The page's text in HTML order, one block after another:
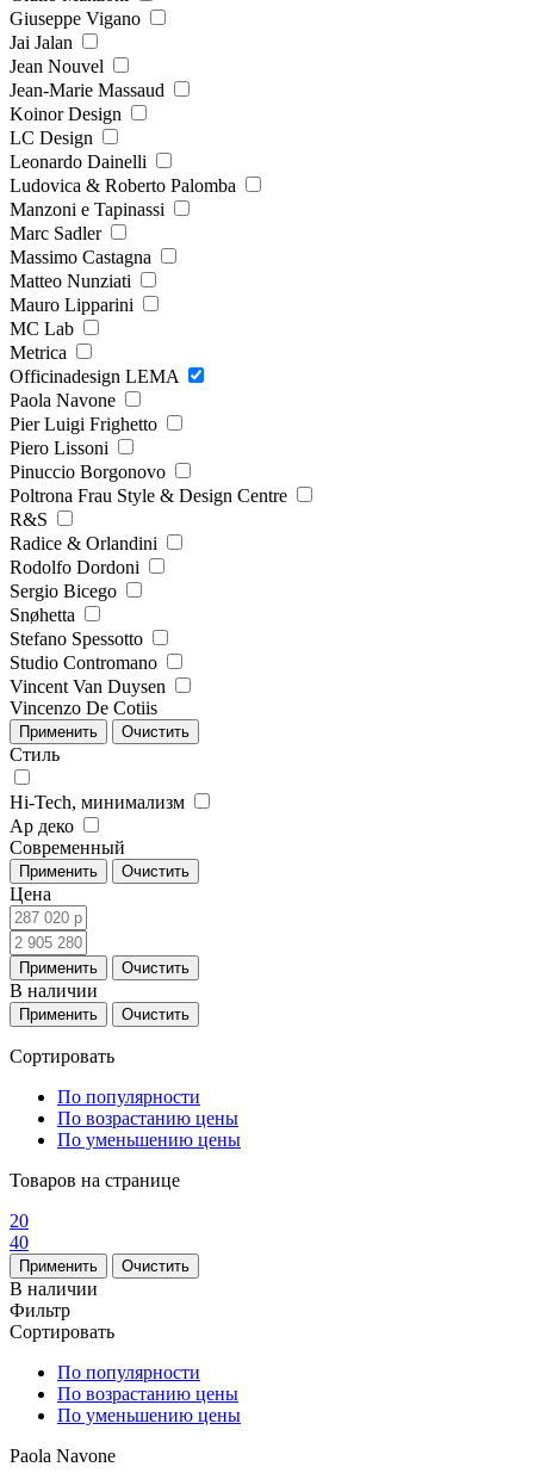
Giuseppe Vigano
Jai Jalan
Jean Nouvel
Jean-Marie Massaud
Koinor Design
LC Design
Leonardo Dainelli
Ludovica & Roberto Palomba
Manzoni e Tapinassi
Marc Sadler
Massimo Castagna
Matteo Nunziati
Mauro Lipparini
MC Lab
Metrica
Officinadesign LEMA
Paola Navone
Pier Luigi Frighetto
Piero Lissoni
Pinuccio Borgonovo
Poltrona Frau Style & Design Centre
R&S
Radice & Orlandini
Rodolfo Dordoni
Sergio Bicego
Snøhetta
Stefano Spessotto
Studio Contromano
Vincent Van Duysen
Vincenzo De Cotiis
Стиль
Hi-Tech, минимализм
Ар деко
Современный
Цена
В наличии
Сортировать
По популярности
По возрастанию цены
По уменьшению цены
Товаров на странице
20
40
В наличии
Фильтр
Сортировать
По популярности
По возрастанию цены
По уменьшению цены
Paola Navone